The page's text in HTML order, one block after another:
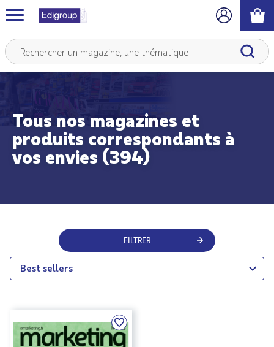
Tous nos magazines et
produits correspondants à
vos envies (394)
FILTRER
Best sellers